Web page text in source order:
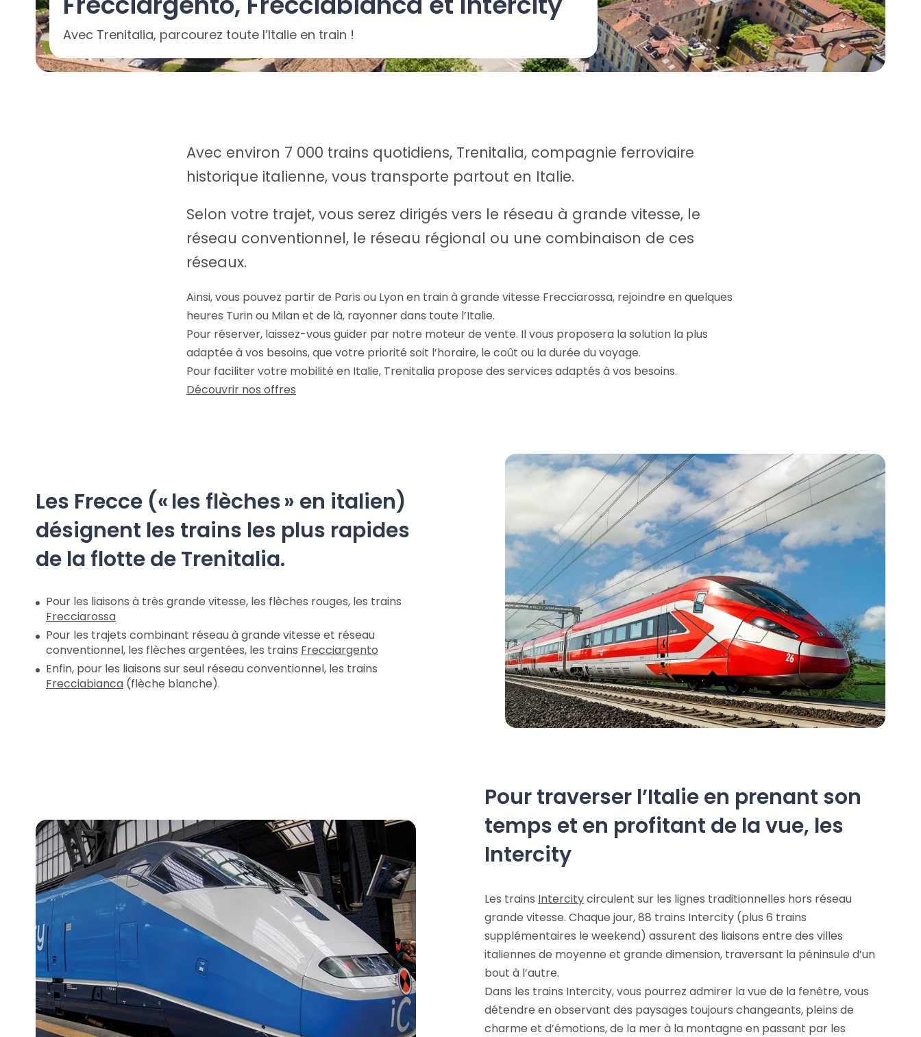
Avec Trenitalia, parcourez toute l’Italie en train !
Avec environ 7 000 trains quotidiens, Trenitalia, compagnie ferroviaire
historique italienne, vous transporte partout en Italie.
Selon votre trajet, vous serez dirigés vers le réseau à grande vitesse, le
réseau conventionnel, le réseau régional ou une combinaison de ces
réseaux.
Ainsi, vous pouvez partir de Paris ou Lyon en train à grande vitesse Frecciarossa, rejoindre en quelques
heures Turin ou Milan et de là, rayonner dans toute l’Italie.
Pour réserver, laissez-vous guider par notre moteur de vente. Il vous proposera la solution la plus
adaptée à vos besoins, que votre priorité soit l’horaire, le coût ou la durée du voyage.
Pour faciliter votre mobilité en Italie, Trenitalia propose des services adaptés à vos besoins.
Découvrir nos offres
Les Frecce (« les flèches » en italien)
désignent les trains les plus rapides
de la flotte de Trenitalia.
Pour les liaisons à très grande vitesse, les flèches rouges, les trains
Frecciarossa
Pour les trajets combinant réseau à grande vitesse et réseau
conventionnel, les flèches argentées, les trains Frecciargento
Enfin, pour les liaisons sur seul réseau conventionnel, les trains
Frecciabianca (flèche blanche).
Pour traverser l’Italie en prenant son
temps et en profitant de la vue, les
Intercity
Les trains Intercitycirculent sur les lignes traditionnelles hors réseau
grande vitesse. Chaque jour, 88 trains Intercity (plus 6 trains
supplémentaires le weekend) assurent des liaisons entre des villes
italiennes de moyenne et grande dimension, traversant la péninsule d’un
bout à l’autre.
Dans les trains Intercity, vous pourrez admirer la vue de la fenêtre, vous
détendre en observant des paysages toujours changeants, pleins de
charme et d’émotions, de la mer à la montagne en passant par les